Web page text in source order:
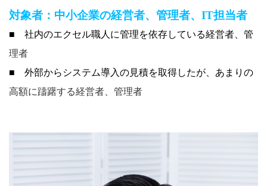
対象者： 中小企業の経営者、管理者、 IT担当者
■ 社内のエクセル職人に管理を依存している経営者、管
理者
■ 外部からシステム導入の見積を取得したが、あまりの
高額に躊躇する経営者、管理者